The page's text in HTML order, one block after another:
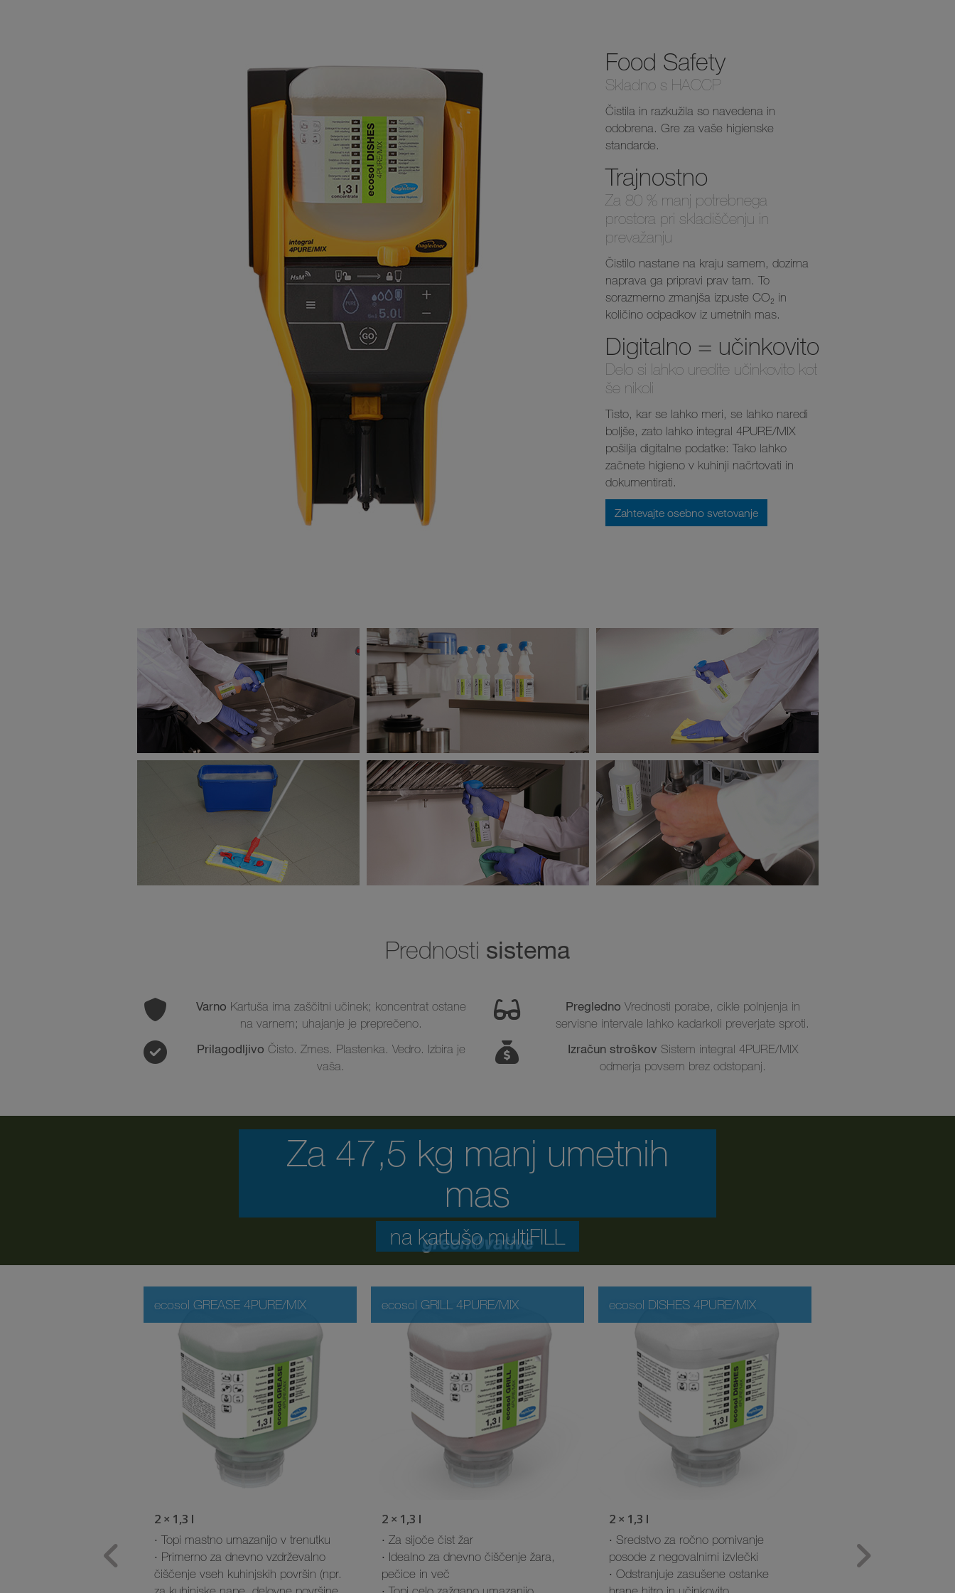
Food Safety
Skladno s HACCP
Čistila in razkužila so navedena in
odobrena. Gre za vaše higienske
standarde.
Trajnostno
Za 80 % manj potrebnega
prostora pri skladiščenju in
prevažanju
Čistilo nastane na kraju samem, dozirna
naprava ga pripravi prav tam. To
sorazmerno zmanjša izpuste CO₂ in
količino odpadkov iz umetnih mas.
Digitalno = učinkovito
Delo si lahko uredite učinkovito kot
še nikoli
Tisto, kar se lahko meri, se lahko naredi
boljše, zato lahko integral 4PURE/MIX
pošilja digitalne podatke: Tako lahko
začnete higieno v kuhinji načrtovati in
dokumentirati.
Zahtevajte osebno svetovanje
Prednosti sistema
Varno Kartuša ima zaščitni učinek; koncentrat ostane
na varnem; uhajanje je preprečeno.
Pregledno Vrednosti porabe, cikle polnjenja in
servisne intervale lahko kadarkoli preverjate sproti.
Prilagodljivo Čisto. Zmes. Plastenka. Vedro. Izbira je
vaša.
Izračun stroškov Sistem integral 4PURE/MIX
odmerja povsem brez odstopanj.
Za 47,5 kg manj umetnih
mas
na kartušo multiFILL
ecosol GREASE 4PURE/MIX
2 × 1,3 l
· Topi mastno umazanijo v trenutku
· Primerno za dnevno vzdrževalno
čiščenje vseh kuhinjskih površin (npr.
ecosol GRILL 4PURE/MIX
2 × 1,3 l
· Za sijoče čist žar
· Idealno za dnevno čiščenje žara,
pečice in več
ecosol DISHES 4PURE/MIX
2 × 1,3 l
· Sredstvo za ročno pomivanje
posode z negovalnimi izvlečki
· Odstranjuje zasušene ostanke
amonijevih spojin (QAV)